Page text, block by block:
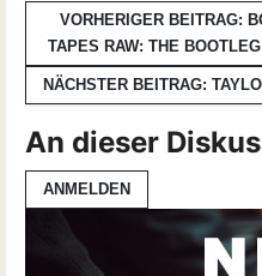
VORHERIGER BEITRAG:
TAPES RAW: THE
NÄCHSTER BEITRAG:
An dieser
ANMELDEN